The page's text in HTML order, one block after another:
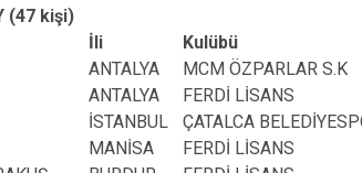
kişi)
İli Kulübü
ANTALYA MCM ÖZPARLAR S.K
ANTALYA FERDİ LİSANS
İSTANBUL ÇATALCA
MANİSA FERDİ LİSANS